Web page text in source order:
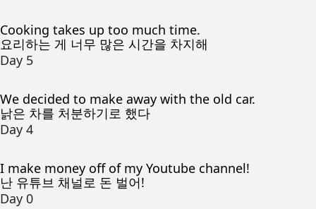
Cooking takes up too much time.
요리하는 게 너무 많은 시간을 차지해
Day 5
We decided to make away with the old car.
낡은 차를 처분하기로 했다
Day 4
I make money off of my Youtube channel!
난 유튜브 채널로 돈 벌어!
Day 0